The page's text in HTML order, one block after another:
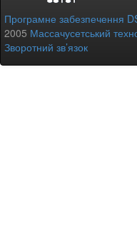
Програмне забезпечення
2005 Массачусетський
Зворотний зв’язок